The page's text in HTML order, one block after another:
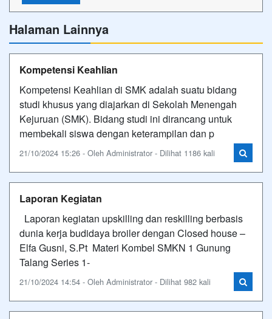
Halaman Lainnya
Kompetensi Keahlian
Kompetensi Keahlian di SMK adalah suatu bidang
studi khusus yang diajarkan di Sekolah Menengah
Kejuruan (SMK). Bidang studi ini dirancang untuk
membekali siswa dengan keterampilan dan p
21/10/2024 15:26 - Oleh Administrator - Dilihat 1186 kali
Laporan Kegiatan
Laporan kegiatan upskilling dan reskilling berbasis
dunia kerja budidaya broiler dengan Closed house –
Elfa Gusni, S.Pt Materi Kombel SMKN 1 Gunung
Talang Series 1-
21/10/2024 14:54 - Oleh Administrator - Dilihat 982 kali